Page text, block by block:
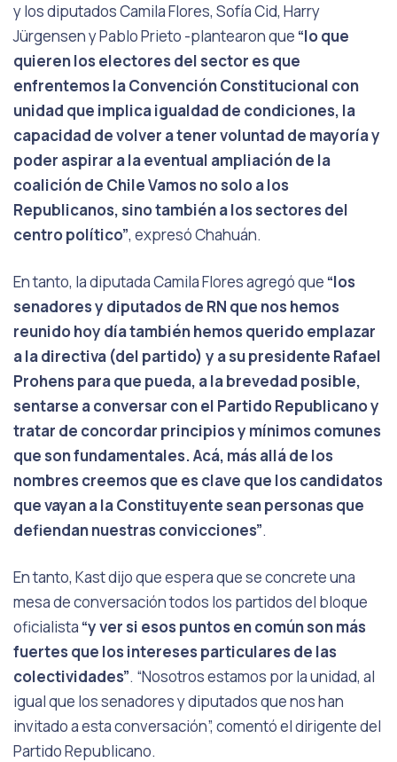
y los diputados Camila Flores, Sofía Cid, Harry
Jürgensen y Pablo Prieto -plantearon que “lo que
quieren los electores del sector es que
enfrentemos la Convención Constitucional con
unidad que implica igualdad de condiciones, la
capacidad de volver a tener voluntad de mayoría y
poder aspirar a la eventual ampliación de la
coalición de Chile Vamos no solo a los
Republicanos, sino también a los sectores del
centro político”, expresó Chahuán.
En tanto, la diputada Camila Flores agregó que “los
senadores y diputados de RN que nos hemos
reunido hoy día también hemos querido emplazar
a la directiva (del partido) y a su presidente Rafael
Prohens para que pueda, a la brevedad posible,
sentarse a conversar con el Partido Republicano y
tratar de concordar principios y mínimos comunes
que son fundamentales. Acá, más allá de los
nombres creemos que es clave que los candidatos
que vayan a la Constituyente sean personas que
defiendan nuestras convicciones”.
En tanto, Kast dijo que espera que se concrete una
mesa de conversación todos los partidos del bloque
oficialista “y ver si esos puntos en común son más
fuertes que los intereses particulares de las
colectividades”. “Nosotros estamos por la unidad, al
igual que los senadores y diputados que nos han
invitado a esta conversación”, comentó el dirigente del
Partido Republicano.